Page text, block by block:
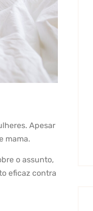
Apesar
mama.
o assunto,
eficaz contra